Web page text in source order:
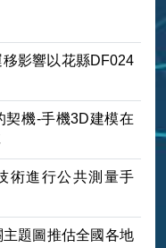
影響以花縣DF024
契機-手機3D建模在
術進行公共測量手
題圖推估全國各地